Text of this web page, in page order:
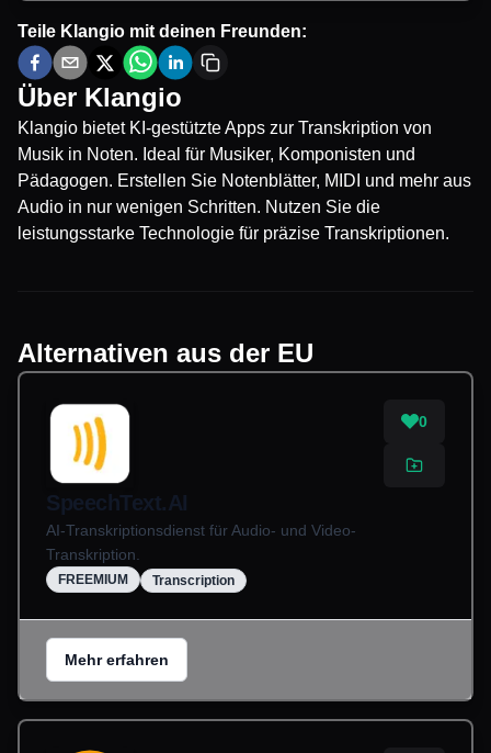
Teile Klangio mit deinen Freunden:
Über Klangio
Klangio bietet KI-gestützte Apps zur Transkription von
Musik in Noten. Ideal für Musiker, Komponisten und
Pädagogen. Erstellen Sie Notenblätter, MIDI und mehr aus
Audio in nur wenigen Schritten. Nutzen Sie die
leistungsstarke Technologie für präzise Transkriptionen.
Alternativen aus der EU
0
SpeechText.AI
AI-Transkriptionsdienst für Audio- und Video-
Transkription.
FREEMIUM Transcription
Mehr erfahren